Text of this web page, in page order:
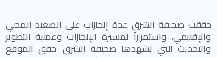
حققت صحيفة الشرق عدة إنجازات على الصعيد المحلي
والإقليمي، واستمراراً لمسيرة الإنجازات وعملية التطوير
والتحديث التي تشهدها صحيفة الشرق، حقق الموقع